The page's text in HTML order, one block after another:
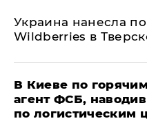
Украина нанесла
Wildberries в
В Киеве по
агент ФСБ,
по логистическим